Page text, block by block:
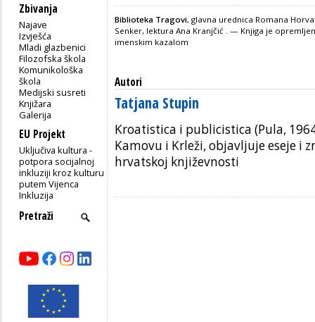
Zbivanja
Najave
Izvješća
Mladi glazbenici
Filozofska škola
Komunikološka
škola
Medijski susreti
Knjižara
Galerija
EU Projekt
Uključiva kultura -
potpora socijalnoj
inkluziji kroz kulturu
putem Vijenca
Inkluzija
Biblioteka Tragovi, glavna urednica Romana
Senker, lektura Ana Kranjčić . — Knjiga je
imenskim kazalom
Autori
Tatjana Stupin
Kroatistica i publicistica (Pula,
Kamovu i Krleži, objavljuje eseje i
hrvatskoj književnosti